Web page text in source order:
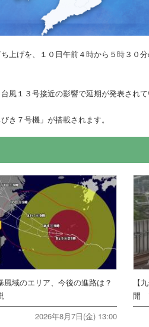
上げを、１０日午前４時から５時３０
風１３号接近の影響で延期が発表されて
き７号機」が搭載されます。
風域のエリア、今後の進路は？
2026年8月7日(金) 13:00
【
開